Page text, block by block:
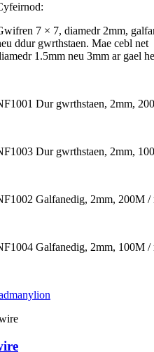
7 × 7, diamedr 2mm,
ddur gwrthstaen. Mae cebl net
1.5mm neu 3mm ar gael
Dur gwrthstaen, 2mm,
Dur gwrthstaen, 2mm,
Galfanedig, 2mm, 200M /
Galfanedig, 2mm, 100M /
manylion